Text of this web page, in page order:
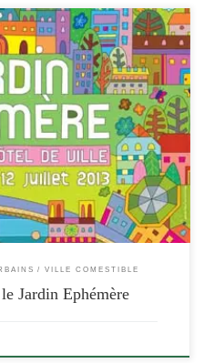
VILLE COMESTIBLE
Jardin Ephémère